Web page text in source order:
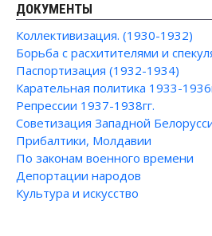
ДОКУМЕНТЫ
Коллективизация. (1930-1932)
Борьба с расхитителями и
Паспортизация (1932-1934)
Карательная политика 1933-
Репрессии 1937-1938гг.
Советизация Западной
Прибалтики, Молдавии
По законам военного времени
Депортации народов
Культура и искусство